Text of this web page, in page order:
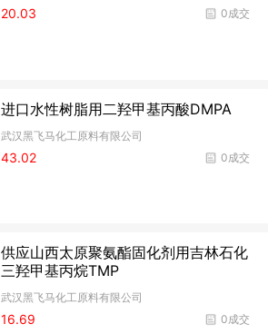
0成交
20.03
进口水性树脂用二羟甲基丙酸DMPA
武汉黑飞马化工原料有限公司
0成交
43.02
供应山西太原聚氨酯固化剂用吉林石化
三羟甲基丙烷TMP
武汉黑飞马化工原料有限公司
0成交
16.69